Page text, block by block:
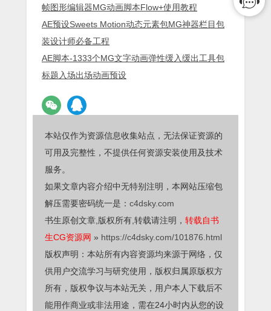
帧图形编辑器MG动画脚本Flow+使用教程
AE预设Sweets Motion动态元素包MG神器栏目包
装设计师必备工程
AE脚本-1333个MG文字动画弹性缓入缓出工具包
标题入场出场动画预设
本站仅作为资源信息收集站点，无法保证资源的
可用及完整性，不提供任何资源安装使用及技术
服务。
如果文章内容介绍中无特别注明，本网站压缩包
解压需要密码统一是： c4dsky.com
书生原创文章,版权所有,转载请注明， 转载自书
生CG资源网 » https://c4dsky.com/101876.html
版权声明：本站所有内容资源均来源于网络，仅
供用户交流学习与研究使用，版权归属原版权方
所有，版权争议与本站无关，用户本人下载后不
能用作商业或非法用途，需在24小时内从您的设